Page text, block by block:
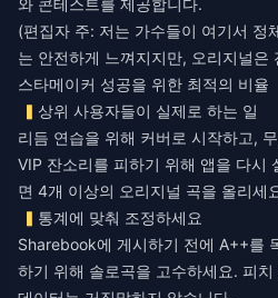
와 콘테스트를 제공합니다.
(편집자 주: 저는 가수들이 여기서 정
는 안전하게 느껴지지만, 오리지널은
스타메이커 성공을 위한 최적의 비율
상위 사용자들이 실제로 하는 일
리듬 연습을 위해 커버로 시작하고,
VIP 잔소리를 피하기 위해 앱을 다시
면 4개 이상의 오리지널 곡을 올리세
통계에 맞춰 조정하세요
Sharebook에 게시하기 전에 A++를
하기 위해 솔로곡을 고수하세요. 피